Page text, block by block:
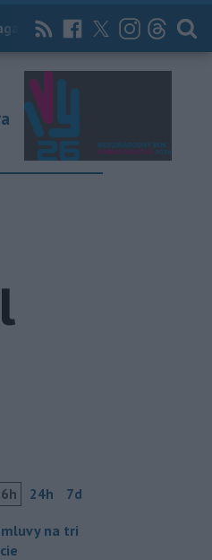
News Now Archív
6h 24h 7d
na tri